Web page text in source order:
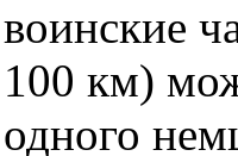
воинские
100 км)
одного